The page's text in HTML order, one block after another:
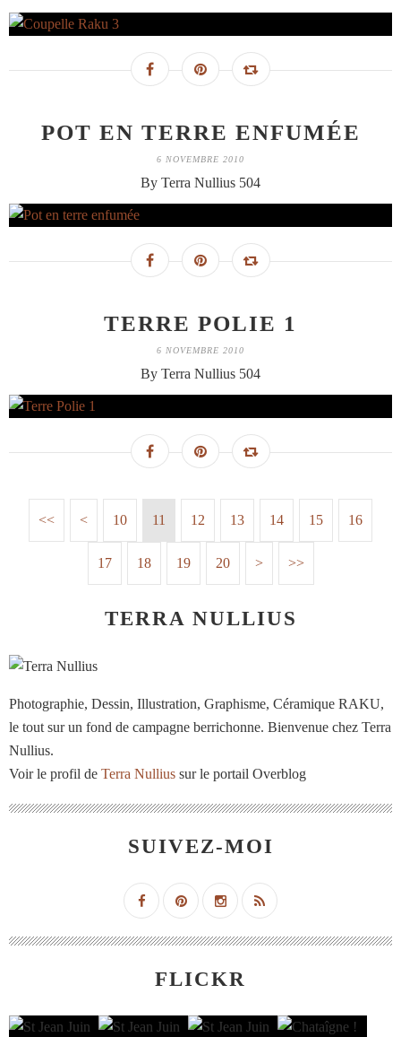
POT EN TERRE ENFUMÉE
6 NOVEMBRE 2010
By Terra Nullius 504
TERRE POLIE 1
6 NOVEMBRE 2010
By Terra Nullius 504
<< < 10 11 12 13 14 15 16
17 18 19 20 30
> >>
TERRA NULLIUS
Photographie, Dessin, Illustration, Graphisme, Céramique RAKU,
le tout sur un fond de campagne berrichonne. Bienvenue chez Terra
Nullius.
Voir le profil de Terra Nullius sur le portail Overblog
SUIVEZ-MOI
FLICKR